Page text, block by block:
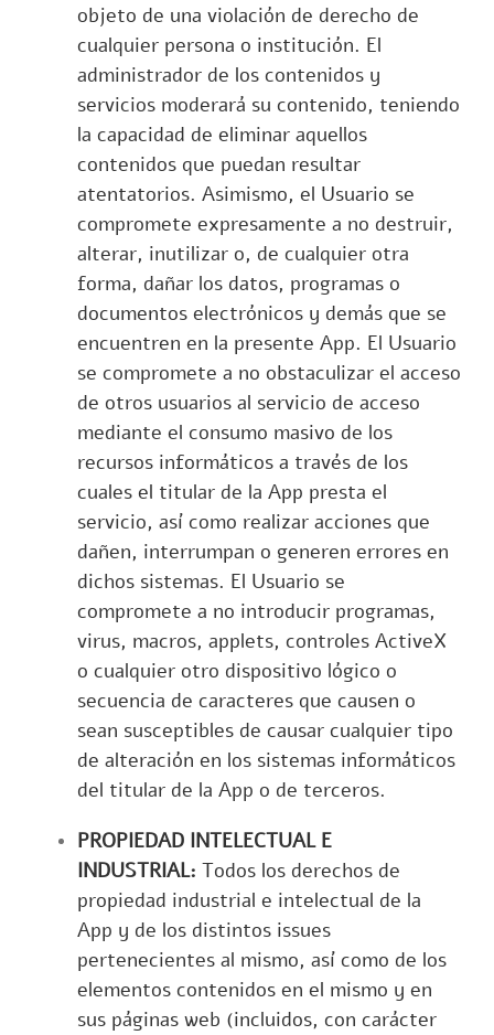
objeto de una violación de derecho de
cualquier persona o institución. El
administrador de los contenidos y
servicios moderará su contenido, teniendo
la capacidad de eliminar aquellos
contenidos que puedan resultar
atentatorios. Asimismo, el Usuario se
compromete expresamente a no destruir,
alterar, inutilizar o, de cualquier otra
forma, dañar los datos, programas o
documentos electrónicos y demás que se
encuentren en la presente App. El Usuario
se compromete a no obstaculizar el acceso
de otros usuarios al servicio de acceso
mediante el consumo masivo de los
recursos informáticos a través de los
cuales el titular de la App presta el
servicio, así como realizar acciones que
dañen, interrumpan o generen errores en
dichos sistemas. El Usuario se
compromete a no introducir programas,
virus, macros, applets, controles ActiveX
o cualquier otro dispositivo lógico o
secuencia de caracteres que causen o
sean susceptibles de causar cualquier tipo
de alteración en los sistemas informáticos
del titular de la App o de terceros.
PROPIEDAD INTELECTUAL E
INDUSTRIAL: Todos los derechos de
propiedad industrial e intelectual de la
App y de los distintos issues
pertenecientes al mismo, así como de los
elementos contenidos en el mismo y en
sus páginas web (incluidos, con carácter